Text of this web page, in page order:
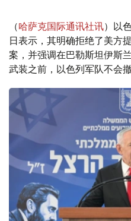
（哈萨克国际通讯社讯）以
日表示，其明确拒绝了美方
案，并强调在巴勒斯坦伊斯
武装之前，以色列军队不会